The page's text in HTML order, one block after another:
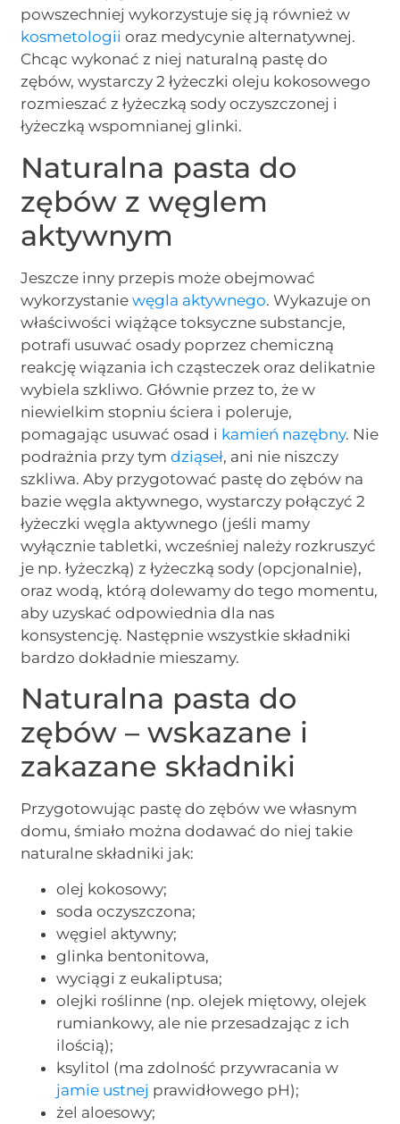
powszechniej wykorzystuje się ją również w
kosmetologii oraz medycynie alternatywnej.
Chcąc wykonać z niej naturalną pastę do
zębów, wystarczy 2 łyżeczki oleju kokosowego
rozmieszać z łyżeczką sody oczyszczonej i
łyżeczką wspomnianej glinki.
Naturalna pasta do
zębów z węglem
aktywnym
Jeszcze inny przepis może obejmować
wykorzystaniewęgla aktywnego. Wykazuje on
właściwości wiążące toksyczne substancje,
potrafi usuwać osady poprzez chemiczną
reakcję wiązania ich cząsteczek oraz delikatnie
wybiela szkliwo. Głównie przez to, że w
niewielkim stopniu ściera i poleruje,
pomagając usuwać osad i kamień nazębny. Nie
podrażnia przy tymdziąseł, ani nie niszczy
szkliwa. Aby przygotować pastę do zębów na
bazie węgla aktywnego, wystarczy połączyć 2
łyżeczki węgla aktywnego (jeśli mamy
wyłącznie tabletki, wcześniej należy rozkruszyć
je np. łyżeczką) z łyżeczką sody (opcjonalnie),
oraz wodą, którą dolewamy do tego momentu,
aby uzyskać odpowiednia dla nas
konsystencję. Następnie wszystkie składniki
bardzo dokładnie mieszamy.
Naturalna pasta do
zębów – wskazane i
zakazane składniki
Przygotowując pastę do zębów we własnym
domu, śmiało można dodawać do niej takie
naturalne składniki jak:
olej kokosowy;
soda oczyszczona;
węgiel aktywny;
glinka bentonitowa,
wyciągi z eukaliptusa;
olejki roślinne (np. olejek miętowy, olejek
rumiankowy, ale nie przesadzając z ich
ilością);
ksylitol (ma zdolność przywracania w
jamie ustnej prawidłowego pH);
żel aloesowy;